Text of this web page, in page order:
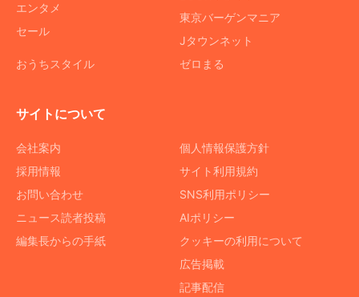
エンタメ
セール
おうちスタイル
東京バーゲンマニア
Jタウンネット
ゼロまる
サイトについて
会社案内
採用情報
お問い合わせ
ニュース読者投稿
編集長からの手紙
個人情報保護方針
サイト利用規約
SNS利用ポリシー
AIポリシー
クッキーの利用について
広告掲載
記事配信